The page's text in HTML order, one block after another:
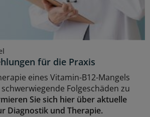
für die Praxis
eines Vitamin-B12-Mangels
Folgeschäden zu
Sie sich hier über aktuelle
Diagnostik und Therapie.